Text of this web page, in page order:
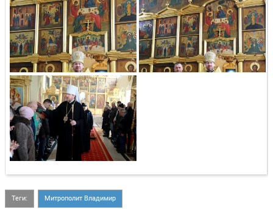
Теги: Митрополит Владимир